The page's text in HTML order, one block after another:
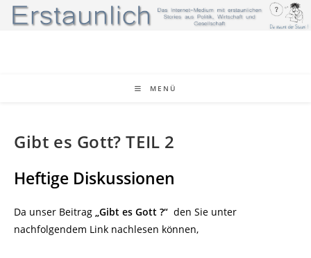
Zum
Inhalt
MENÜ
Gibt es Gott? TEIL 2
Heftige Diskussionen
Da unser Beitrag „Gibt es Gott ?“ den Sie unter
nachfolgendem Link nachlesen können,